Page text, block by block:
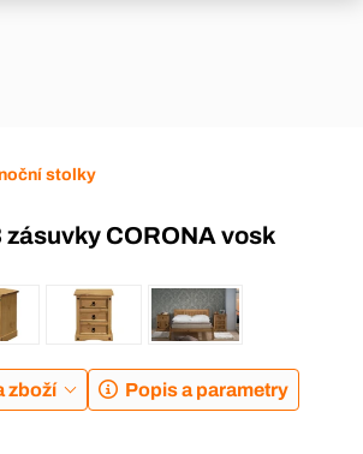
stolky
zásuvky CORONA vosk
zboží Popis a parametry